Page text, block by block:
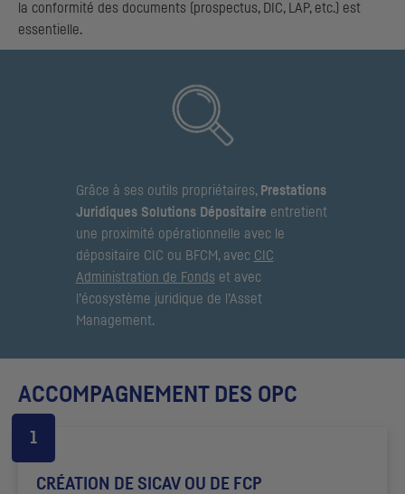
la conformité des documents (prospectus, DIC, LAP, etc.) est
essentielle.
Grâce à ses outils propriétaires, Prestations
Juridiques Solutions Dépositaire entretient
une proximité opérationnelle avec le
dépositaire CIC ou BFCM, avec CIC
Administration de Fonds et avec
l’écosystème juridique de l’Asset
Management.
ACCOMPAGNEMENT DES OPC
CRÉATION DE SICAV OU DE FCP